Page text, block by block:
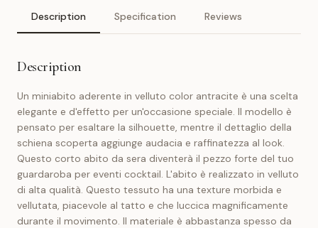
Description Specification Reviews
Description
Un miniabito aderente in velluto color antracite è una scelta
elegante e d'effetto per un'occasione speciale. Il modello è
pensato per esaltare la silhouette, mentre il dettaglio della
schiena scoperta aggiunge audacia e raffinatezza al look.
Questo corto abito da sera diventerà il pezzo forte del tuo
guardaroba per eventi cocktail. L'abito è realizzato in velluto
di alta qualità. Questo tessuto ha una texture morbida e
vellutata, piacevole al tatto e che luccica magnificamente
durante il movimento. Il materiale è abbastanza spesso da